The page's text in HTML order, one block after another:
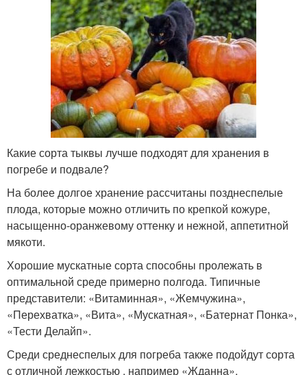
Какие сорта тыквы лучше подходят для хранения в
погребе и подвале?
На более долгое хранение рассчитаны позднеспелые
плода, которые можно отличить по крепкой кожуре,
насыщенно-оранжевому оттенку и нежной, аппетитной
мякоти.
Хорошие мускатные сорта способны пролежать в
оптимальной среде примерно полгода. Типичные
представители: «Витаминная», «Жемчужина»,
«Перехватка», «Вита», «Мускатная», «Батернат Понка»,
«Тести Делайп».
Среди среднеспелых для погреба также подойдут сорта
с отличной лежкостью , например «Жданна»,